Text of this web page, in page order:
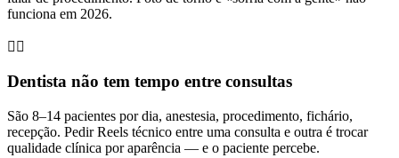
funciona em 2026.
👨‍⚕️
Dentista não tem tempo entre consultas
São 8–14 pacientes por dia, anestesia, procedimento, fichário,
recepção. Pedir Reels técnico entre uma consulta e outra é trocar
qualidade clínica por aparência — e o paciente percebe.